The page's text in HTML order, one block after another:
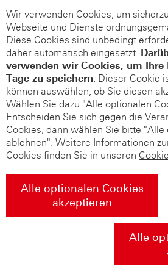
Wir verwenden Cookies, um
Webseite und Dienste
Diese Cookies sind unbedingt
daher automatisch eingesetzt.
verwenden wir Cookies, um Ihre
Tage zu speichern. Dieser Cookie
können auswählen, ob Sie diesen
Wählen Sie dazu "Alle optionalen
Entscheiden Sie sich gegen die
Cookies, dann wählen Sie bitte "Alle
ablehnen". Weitere Informationen
Cookies finden Sie in unseren
Alle optionalen Cookies
akzeptieren
Alle